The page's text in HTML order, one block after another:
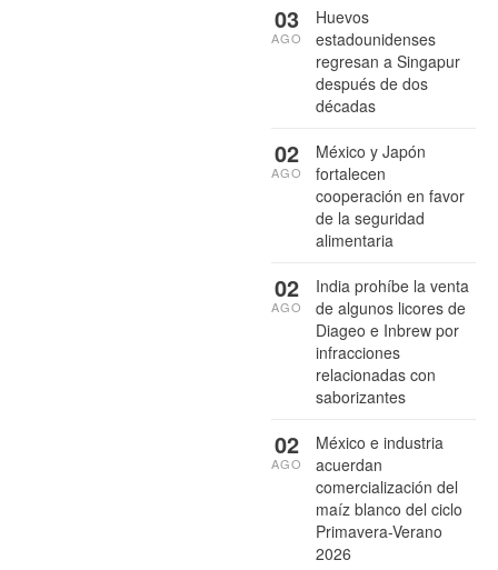
Huevos
estadounidenses
regresan a Singapur
después de dos
décadas
03
AGO
México y Japón
fortalecen
cooperación en favor
de la seguridad
alimentaria
02
AGO
India prohíbe la venta
de algunos licores de
Diageo e Inbrew por
infracciones
relacionadas con
saborizantes
02
AGO
México e industria
acuerdan
comercialización del
maíz blanco del ciclo
Primavera-Verano
2026
02
AGO